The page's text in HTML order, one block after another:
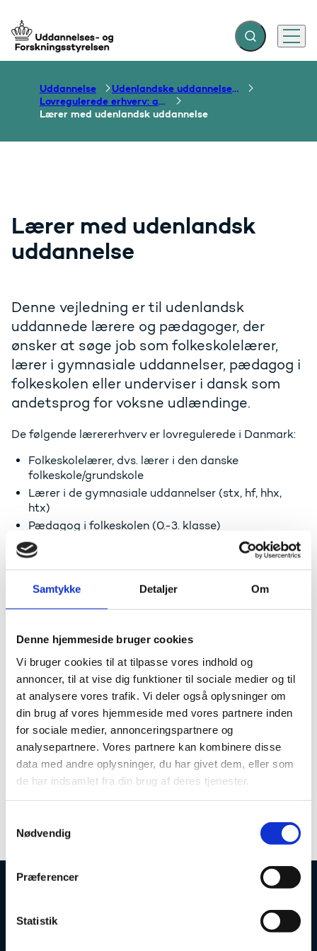
Samtykke Detaljer Om
Denne hjemmeside bruger cookies
Vi bruger cookies til at tilpasse vores indhold og
annoncer, til at vise dig funktioner til sociale medier og til
at analysere vores trafik. Vi deler også oplysninger om
din brug af vores hjemmeside med vores partnere inden
for sociale medier, annonceringspartnere og
analysepartnere. Vores partnere kan kombinere disse
data med andre oplysninger, du har givet dem, eller som
de har indsamlet fra din brug af deres tjenester.
Nødvendig
Præferencer
Statistik
Gå til forsiden Fold søgefelt ud
Menu
Uddannelse
Udenlandske uddannelser og dokumentation over grænser
Lovregulerede erhverv: autorisation m.v.
Lærer med udenlandsk uddannelse
Lærer med udenlandsk
uddannelse
Denne vejledning er til udenlandsk
uddannede lærere og pædagoger, der
ønsker at søge job som folkeskolelærer,
lærer i gymnasiale uddannelser, pædagog i
folkeskolen eller underviser i dansk som
andetsprog for voksne udlændinge.
De følgende lærererhverv er lovregulerede i Danmark:
Folkeskolelærer, dvs. lærer i den danske
folkeskole/grundskole
Lærer i de gymnasiale uddannelser (stx, hf, hhx,
htx)
Pædagog i folkeskolen (0.-3. klasse)
Lærer i dansk som andetsprog for voksne
udlændinge.
Det betyder, at du skal have godkendt dine
kvalifikationer for at kunne blive fastansat. Det
ansøger du om hos Uddannelses- og
På disse sider kan du læse nærmere om betingelserne
for at få godkendt dine udenlandske
lærerkvalifikationer eller om andre typer af lærerjob,
som ikke er lovregulerede:
Folkeskolelærer
Lærer i de gymnasiale uddannelser
Pædagog i folkeskolen
Lærer i dansk som andetsprog for voksne